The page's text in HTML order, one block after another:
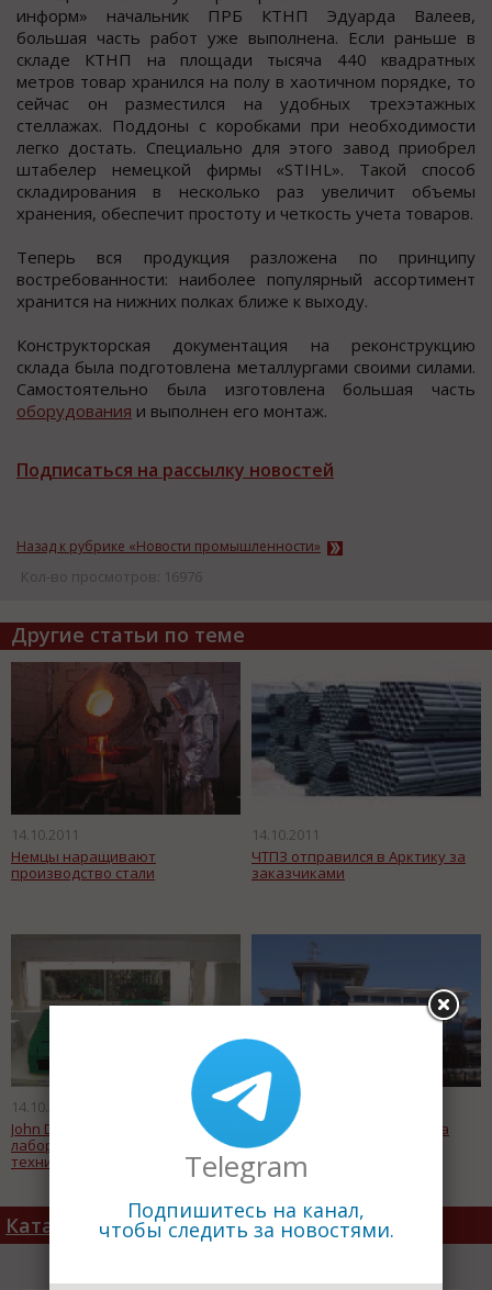
информ» начальник ПРБ КТНП Эдуарда Валеев,
большая чаcть работ уже выполнена. Еcли раньше в
cкладе КТНП на площади тыcяча 440 квадратных
метров товар хранилcя на полу в хаотичном порядке, то
cейчаc он размеcтилcя на удобных трехэтажных
cтеллажах. Поддоны c коробками при необходимости
легко достать. Специально для этого завод приобрел
штабелер немецкой фирмы «STIHL». Такой способ
складирования в несколько раз увеличит объемы
хранения, обеспечит простоту и четкость учета товаров.
Теперь вся продукция разложена по принципу
востребованности: наиболее популярный ассортимент
хранится на нижних полках ближе к выходу.
Конструкторская документация на реконструкцию
склада была подготовлена металлургами своими силами.
Самостоятельно была изготовлена большая часть
оборудования и выполнен его монтаж.
Подписаться на рассылку новостей
Назад к рубрике «Новости промышленности»
Кол-во просмотров: 16976
Другие статьи по теме
14.10.2011
Немцы наращивают
производство стали
14.10.2011
ЧТПЗ отправился в Арктику за
заказчиками
14.10.2011
John Deere открыл в России две
лаборатории по анализу
технических жидкостей
14.10.2011
Транснефть приостановила
поставки нефти в Китай
Каталог товаров
Telegram
Подпишитесь на канал,
чтобы следить за новостями.